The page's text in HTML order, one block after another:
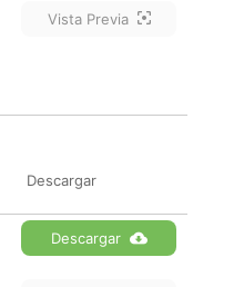
Vista Previa
Descargar
Descargar